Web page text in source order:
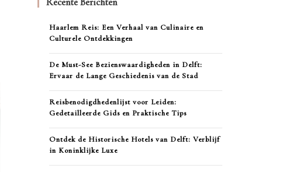
Haarlem Reis: Een Verhaal van Culinaire en
Culturele Ontdekkingen
De Must-See Bezienswaardigheden in Delft:
Ervaar de Lange Geschiedenis van de Stad
Reisbenodigdhedenlijst voor Leiden:
Gedetailleerde Gids en Praktische Tips
Ontdek de Historische Hotels van Delft: Verblijf
in Koninklijke Luxe